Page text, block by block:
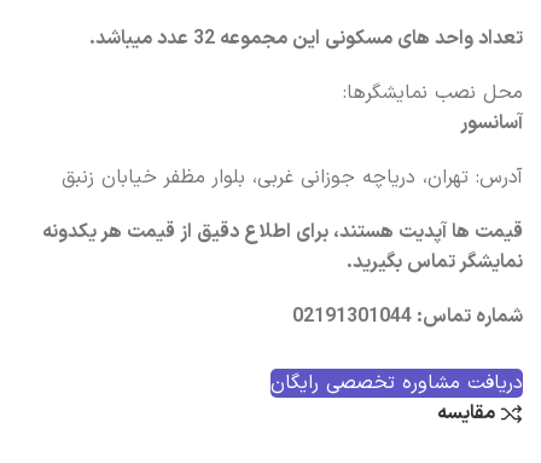
تعداد واحد های مسکونی این مجموعه 32 عدد میباشد.
محل نصب نمایشگرها:
آسانسور
آدرس: تهران، دریاچه جوزانی غربی، بلوار مظفر خیابان زنبق
قیمت ها آپدیت هستند، برای اطلاع دقیق از قیمت هر یکدونه
نمایشگر تماس بگیرید.
شماره تماس: 02191301044
دریافت مشاوره تخصصی رایگان
مقایسه